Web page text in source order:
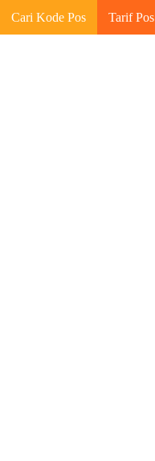
Cari Kode Pos Tarif Pos